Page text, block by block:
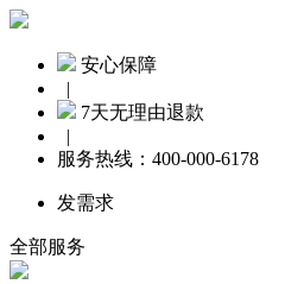
安心保障
|
7天无理由退款
|
服务热线： 400-000-6178
发需求
全部服务